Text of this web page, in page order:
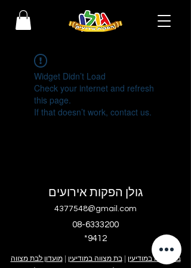
Widget Didn’t Load
Check your internet and refresh
this page.
If that doesn’t work, contact us.
גולן הפקות אירועים
4377548@gmail.com
08-6333200
בר מצווה במודיעין |בת מצווה במודיעין |מועדון לבת מצווה
*9412